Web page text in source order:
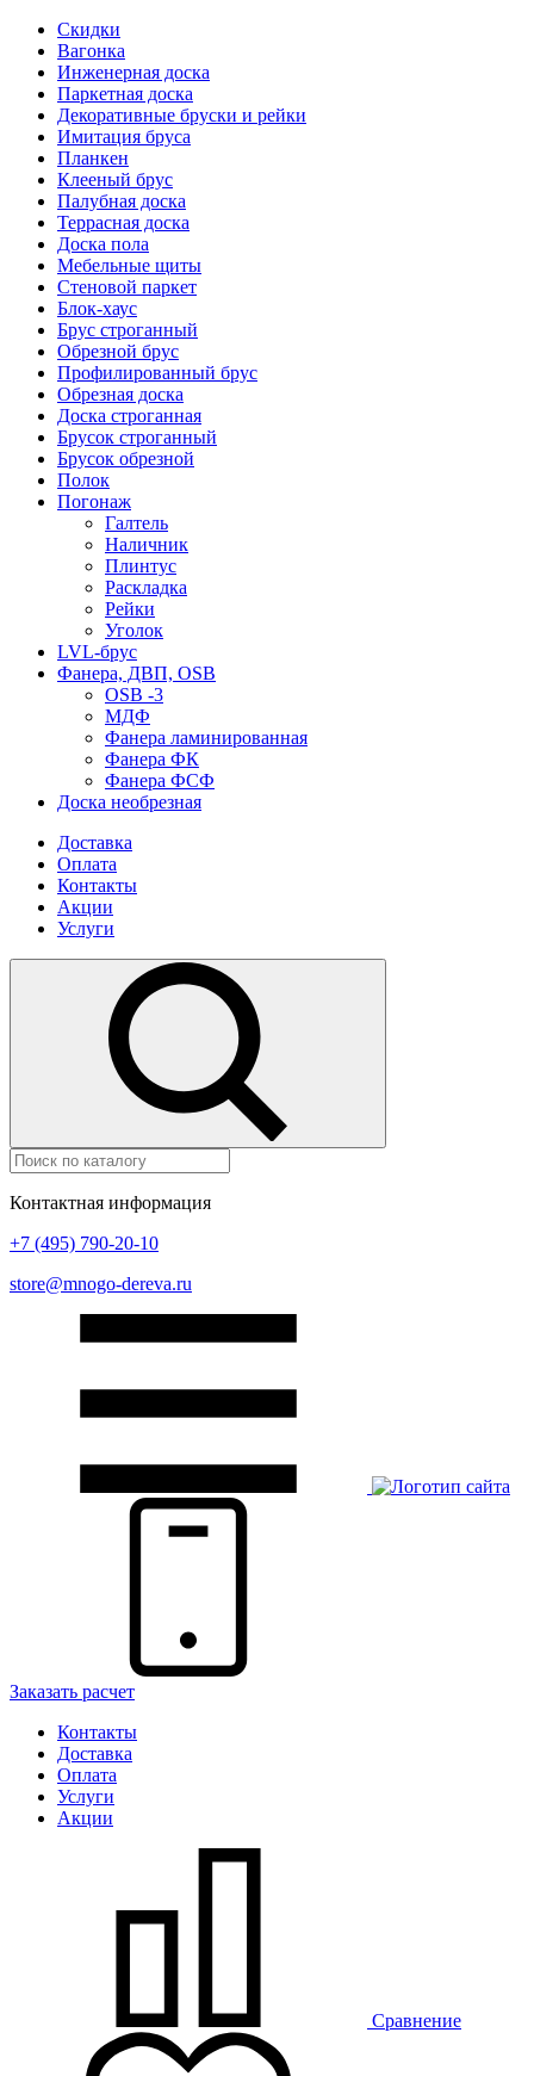
Скидки
Вагонка
Инженерная доска
Паркетная доска
Декоративные бруски и рейки
Имитация бруса
Планкен
Клееный брус
Палубная доска
Террасная доска
Доска пола
Мебельные щиты
Стеновой паркет
Блок-хаус
Брус строганный
Обрезной брус
Профилированный брус
Обрезная доска
Доска строганная
Брусок строганный
Брусок обрезной
Полок
Погонаж
Галтель
Наличник
Плинтус
Раскладка
Рейки
Уголок
LVL-брус
Фанера, ДВП, OSB
OSB -3
МДФ
Фанера ламинированная
Фанера ФК
Фанера ФСФ
Доска необрезная
Доставка
Оплата
Контакты
Акции
Услуги
Контактная информация
+7 (495) 790-20-10
store@mnogo-dereva.ru
Заказать расчет
Контакты
Доставка
Оплата
Услуги
Акции
Сравнение